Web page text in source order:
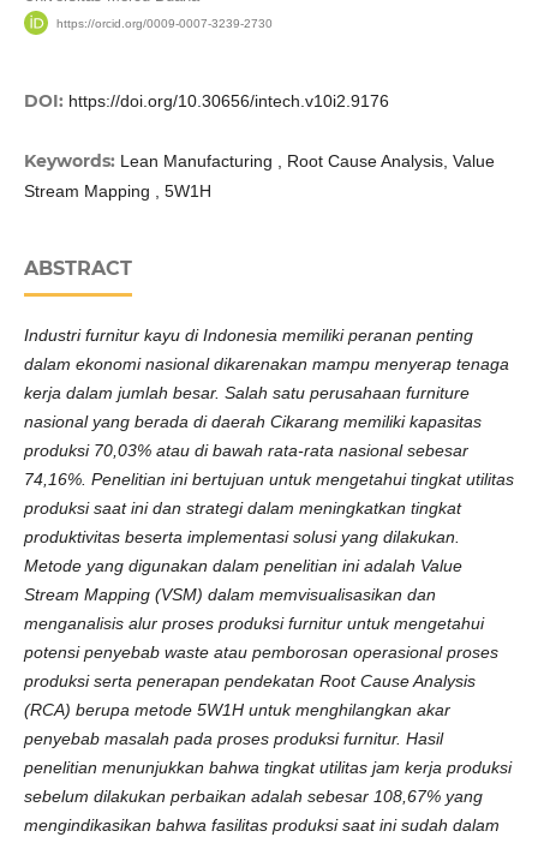
https://orcid.org/0009-0007-3239-2730
DOI: https://doi.org/10.30656/intech.v10i2.9176
Keywords: Lean Manufacturing , Root Cause Analysis, Value
Stream Mapping , 5W1H
ABSTRACT
Industri furnitur kayu di Indonesia memiliki peranan penting
dalam ekonomi nasional dikarenakan mampu menyerap tenaga
kerja dalam jumlah besar. Salah satu perusahaan furniture
nasional yang berada di daerah Cikarang memiliki kapasitas
produksi 70,03% atau di bawah rata-rata nasional sebesar
74,16%. Penelitian ini bertujuan untuk menge­tahui tingkat utilitas
produksi saat ini dan strategi dalam meningkatkan tingkat
produk­tivitas beserta implementasi solusi yang dilakukan.
Metode yang digunakan dalam penelitian ini adalah Value
Stream Mapping (VSM) dalam memvisualisasikan dan
menganalisis alur proses produksi furnitur untuk mengetahui
potensi penyebab waste atau pemborosan operasional proses
produksi serta penerapan pendekatan Root Cause Analysis
(RCA) berupa metode 5W1H untuk menghilangkan akar
penyebab masalah pada proses produksi furnitur. Hasil
penelitian menunjukkan bahwa tingkat utilitas jam kerja produksi
sebelum dilakukan perbaikan adalah sebesar 108,67% yang
mengindi­kasikan bahwa fasilitas produksi saat ini sudah dalam